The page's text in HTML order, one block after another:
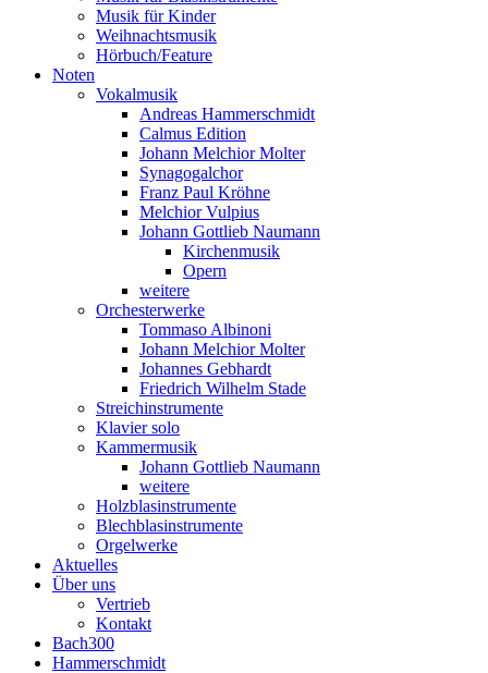
Musik für Kinder
Weihnachtsmusik
Hörbuch/Feature
Noten
Vokalmusik
Andreas Hammerschmidt
Calmus Edition
Johann Melchior Molter
Synagogalchor
Franz Paul Kröhne
Melchior Vulpius
Johann Gottlieb Naumann
Kirchenmusik
Opern
weitere
Orchesterwerke
Tommaso Albinoni
Johann Melchior Molter
Johannes Gebhardt
Friedrich Wilhelm Stade
Streichinstrumente
Klavier solo
Kammermusik
Johann Gottlieb Naumann
weitere
Holzblasinstrumente
Blechblasinstrumente
Orgelwerke
Aktuelles
Über uns
Vertrieb
Kontakt
Bach300
Hammerschmidt